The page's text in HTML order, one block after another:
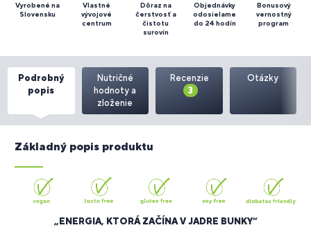
Vyrobené na
Slovensku
Vlastné
vývojové
centrum
Dôraz na
čerstvosť a
čistotu
surovín
Objednávky
odosielame
do 24 hodín
Bonusový
vernostný
program
Podrobný
popis
Nutričné
hodnoty a
zloženie
Recenzie
3
Otázky
Základný popis produktu
„ENERGIA, KTORÁ ZAČÍNA V JADRE BUNKY“